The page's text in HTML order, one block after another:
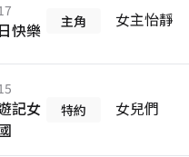
快樂 主角 女主怡靜
記女
特約 女兒們